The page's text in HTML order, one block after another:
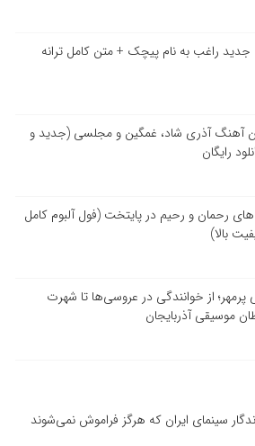
جدید راغب به نام پیچک + متن کامل ترانه
آهنگ آذری شاد، غمگین و مجلسی (جدید و
رایگان
رحمان و رحیم در پایتخت (فول آلبوم کامل
پرمهر؛ از خوانندگی در عروسی‌ها تا شهرت
موسیقی آذربایجان
سینمای ایران که هرگز فراموش نمی‌شوند